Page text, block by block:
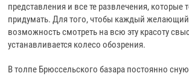
представления и все те развлечения, которые
придумать. Для того, чтобы каждый
возможность смотреть на всю эту красоту
устанавливается колесо обозрения.
В толпе Брюссельского базара постоянно